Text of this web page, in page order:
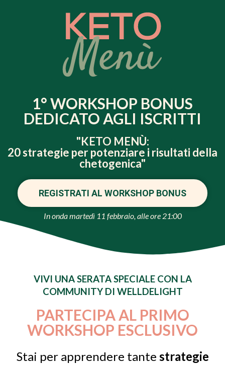
1° WORKSHOP BONUS
DEDICATO AGLI ISCRITTI
"KETO MENÙ:
20 strategie per potenziare i risultati della
chetogenica"
REGISTRATI AL WORKSHOP BONUS
In onda martedì 11 febbraio, alle ore 21:00
VIVI UNA SERATA SPECIALE CON LA
COMMUNITY DI WELLDELIGHT
PARTECIPA AL PRIMO
WORKSHOP ESCLUSIVO
Stai per apprendere tante strategie